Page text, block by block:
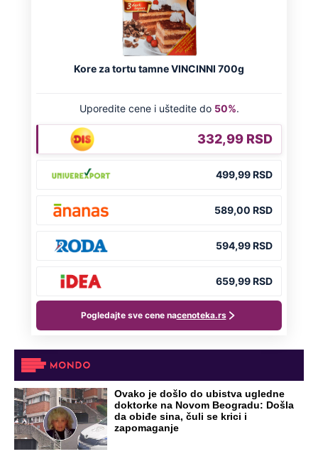
NA VREME SVE
godine: Organizujte sebi mini odmor od
čak četiri slobodna dana
OD NAVODNOG HEROJA DO BRUTALNOG UBICE
GENERAL IVAN STRELJAO SRBE, A
HRVATI GA SLAVILI KAO HEROJA KNINA:
Par godina kasnije išao od kuće do kuće i
UBIJAO!